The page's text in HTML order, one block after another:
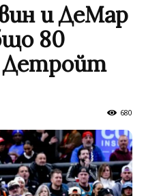
и ДеМар
80
Детройт
680